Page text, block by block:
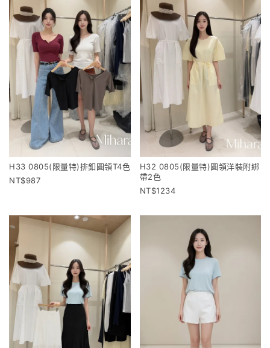
H33 0805(限量特)排釦圓領T4色
987
H32 0805(限量特)圓領洋裝附綁
帶2色
1234